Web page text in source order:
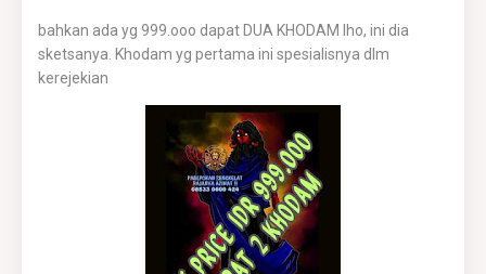
bahkan ada yg 999.ooo dapat DUA KHODAM lho, ini dia
sketsanya. Khodam yg pertama ini spesialisnya dlm
kerejekian